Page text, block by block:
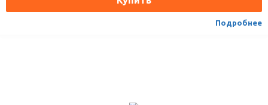
Объём двигателя
V - 2.0; 2.5
Крепеж в комплекте
Подробнее